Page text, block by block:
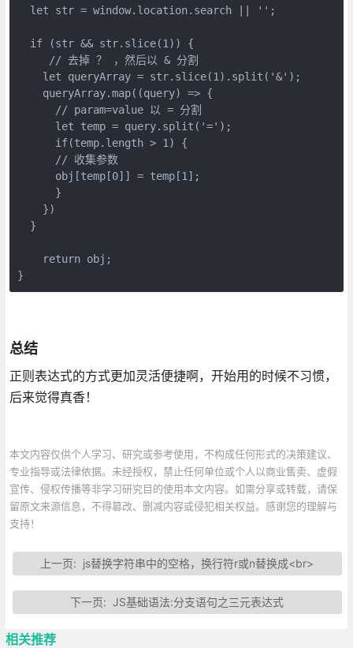
  let str = window.location.search || '';
  if (str && str.slice(1)) {
     // 去掉 ？ ，然后以 & 分割
    let queryArray = str.slice(1).split('&');
    queryArray.map((query) => {
      // param=value 以 = 分割
      let temp = query.split('=');
      if(temp.length > 1) {
      // 收集参数
      obj[temp[0]] = temp[1];
      }
    })
  }
    return obj;
}
总结
正则表达式的方式更加灵活便捷啊，开始用的时候不习惯，
后来觉得真香！
本文内容仅供个人学习、研究或参考使用，不构成任何形式的决策建议、
专业指导或法律依据。未经授权，禁止任何单位或个人以商业售卖、虚假
宣传、侵权传播等非学习研究目的使用本文内容。如需分享或转载，请保
留原文来源信息，不得篡改、删减内容或侵犯相关权益。感谢您的理解与
支持！
上一页: js替换字符串中的空格，换行符r或n替换成<br>
下一页:JS基础语法:分支语句之三元表达式
相关推荐